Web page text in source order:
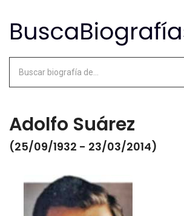
Adolfo Suárez
(25/09/1932 - 23/03/2014)